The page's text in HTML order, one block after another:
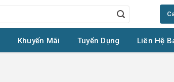
Khuyến Mãi Tuyển Dụng Liên Hệ